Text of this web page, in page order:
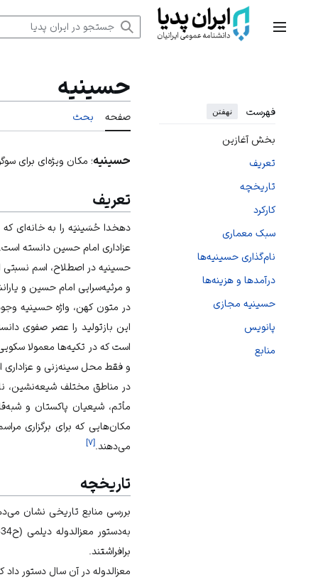
منوی اصلی
فهرست نهفتن
بخش آغازین
تعریف
تاریخچه
کارکرد
سبک معماری
نام‌گذاری حسینیه‌ها
درآمدها و هزینه‌ها
حسینیه مجازی
پانویس
منابع
حسینیه
صفحه بحث
حسینیه؛ مکان ویژه‌ای برای
تعریف
دهخدا حُسَینیَه را به خانه‌ای
عزاداری امام حسین دانسته است.
حسینیه در اصطلاح، اسم
و مرثیه‌سرایی امام حسین و
در متون کهن، واژه حسینیه
این بازتولید را عصر صفوی
است که در تکیه‌ها معمولا
و فقط محل سینه‌زنی و عزاداری
در مناطق مختلف شیعه‌نشین،
مأتم، شیعیان پاکستان و
مکان‌هایی که برای برگزاری
می‌دهند.[۷]
تاریخچه
به‌دستور معزالدوله دیلمی (ح334-356ق) آغاز شد و برای نخستین‌بار شیعیان آشکارا خیمه‌های
برافراشتند.
معزالدوله در آن سال دستور داد